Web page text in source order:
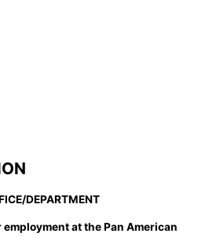
DEPARTMENT
at the Pan American